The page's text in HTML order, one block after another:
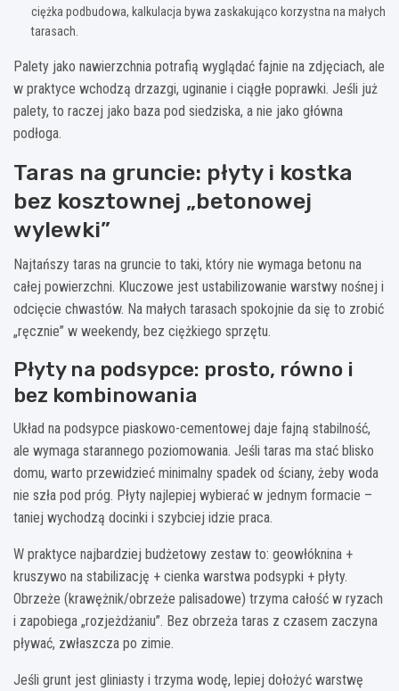
ciężka podbudowa, kalkulacja bywa zaskakująco korzystna na małych
tarasach.
Palety jako nawierzchnia potrafią wyglądać fajnie na zdjęciach, ale
w praktyce wchodzą drzazgi, uginanie i ciągłe poprawki. Jeśli już
palety, to raczej jako baza pod siedziska, a nie jako główna
podłoga.
Taras na gruncie: płyty i kostka
bez kosztownej „betonowej
wylewki”
Najtańszy taras na gruncie to taki, który nie wymaga betonu na
całej powierzchni. Kluczowe jest ustabilizowanie warstwy nośnej i
odcięcie chwastów. Na małych tarasach spokojnie da się to zrobić
„ręcznie” w weekendy, bez ciężkiego sprzętu.
Płyty na podsypce: prosto, równo i
bez kombinowania
Układ na podsypce piaskowo-cementowej daje fajną stabilność,
ale wymaga starannego poziomowania. Jeśli taras ma stać blisko
domu, warto przewidzieć minimalny spadek od ściany, żeby woda
nie szła pod próg. Płyty najlepiej wybierać w jednym formacie –
taniej wychodzą docinki i szybciej idzie praca.
W praktyce najbardziej budżetowy zestaw to: geowłóknina +
kruszywo na stabilizację + cienka warstwa podsypki + płyty.
Obrzeże (krawężnik/obrzeże palisadowe) trzyma całość w ryzach
i zapobiega „rozjeżdżaniu”. Bez obrzeża taras z czasem zaczyna
pływać, zwłaszcza po zimie.
Jeśli grunt jest gliniasty i trzyma wodę, lepiej dołożyć warstwę